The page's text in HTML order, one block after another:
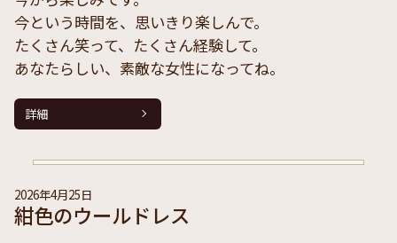
今という時間を、思いきり楽しんで。
たくさん笑って、たくさん経験して。
あなたらしい、素敵な女性になってね。
詳細
2026年4月25日
紺色のウールドレス